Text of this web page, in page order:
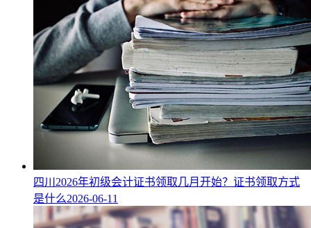
四川2026年初级会计证书领取几月开始？证书领取方式
是什么2026-06-11